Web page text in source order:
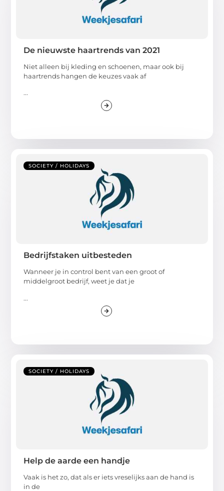
De nieuwste haartrends van 2021
Niet alleen bij kleding en schoenen, maar ook bij
haartrends hangen de keuzes vaak af
...
SOCIETY / HOLIDAYS
Bedrijfstaken uitbesteden
Wanneer je in control bent van een groot of
middelgroot bedrijf, weet je dat je
...
SOCIETY / HOLIDAYS
Help de aarde een handje
Vaak is het zo, dat als er iets vreselijks aan de hand is
in de